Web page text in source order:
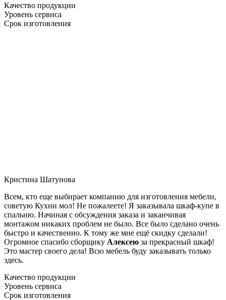
Качество продукции
Уровень сервиса
Срок изготовления
Кристина Шатунова
Всем, кто еще выбирает компанию для изготовления мебели,
советую Кухни мол! Не пожалеете! Я заказывала шкаф-купе в
спальню. Начиная с обсуждения заказа и заканчивая
монтажом никаких проблем не было. Все было сделано очень
быстро и качественно. К тому же мне ещё скидку сделали!
Огромное спасибо сборщику Алексею за прекрасный шкаф!
Это мастер своего дела! Всю мебель буду заказывать только
здесь.
Качество продукции
Уровень сервиса
Срок изготовления